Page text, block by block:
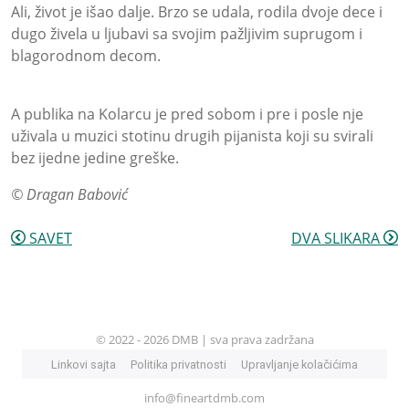
Ali, život je išao dalje. Brzo se udala, rodila dvoje dece i
dugo živela u ljubavi sa svojim pažljivim suprugom i
blagorodnom decom.
A publika na Kolarcu je pred sobom i pre i posle nje
uživala u muzici stotinu drugih pijanista koji su svirali
bez ijedne jedine greške.
© Dragan Babović
SAVET DVA SLIKARA
© 2022 - 2026 DMB | sva prava zadržana
Linkovi sajta Politika privatnosti Upravljanje kolačićima
info@fineartdmb.com